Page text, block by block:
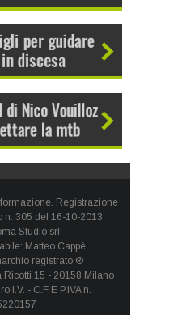
Registrazione
n. 305 del 16-10-2013
Studio srl
Matteo Cappè
registrato ®
15 - 20158 Milano
I.V. - C.F E P.IVA n.